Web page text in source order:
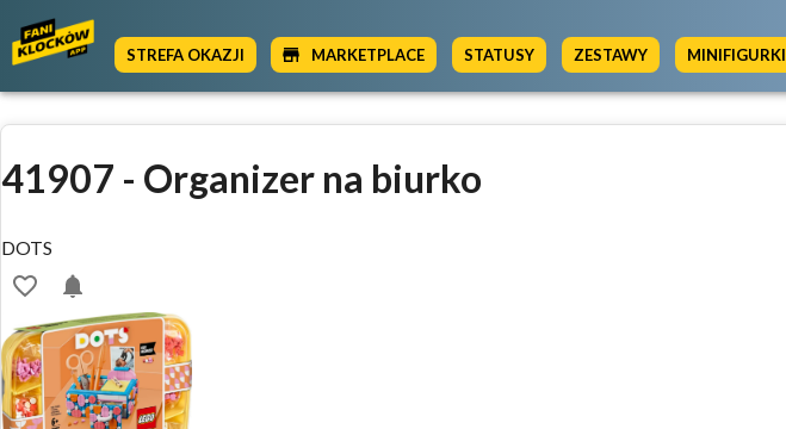
STREFA OKAZJI MARKETPLACE STATUSY ZESTAWY MINIFIGURKI
41907 - Organizer na biurko
DOTS